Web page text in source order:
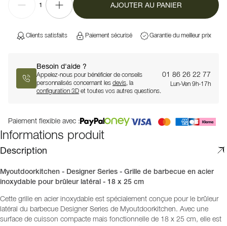
1 AJOUTER AU PANIER
Clients satisfaits Paiement sécurisé Garantie du meilleur prix
Besoin d'aide ?
Appelez-nous pour bénéficier de conseils
personnalisés concernant les devis, la
configuration 3D et toutes vos autres questions.
01 86 26 22 77
Lun-Ven 9h-17h
Paiement flexible avec :
Informations produit
Description
Myoutdoorkitchen - Designer Series - Grille de barbecue en acier
inoxydable pour brûleur latéral - 18 x 25 cm
Cette grille en acier inoxydable est spécialement conçue pour le brûleur
latéral du barbecue Designer Series de Myoutdoorkitchen. Avec une
surface de cuisson compacte mais fonctionnelle de 18 x 25 cm, elle est